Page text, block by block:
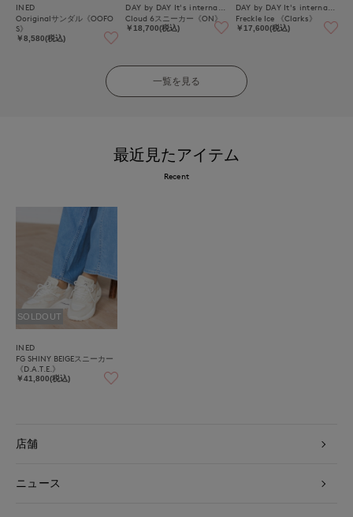
INED
Ooriginalサンダル《OOFO
S》
￥8,580(税込)
Cloud 6スニーカー《ON》
￥18,700(税込)
Freckle Ice 《Clarks》
￥17,600(税込)
一覧を見る
最近見たアイテム
Recent
SOLDOUT
INED
FG SHINY BEIGEスニーカー
《D.A.T.E.》
￥41,800(税込)
店舗
ニュース